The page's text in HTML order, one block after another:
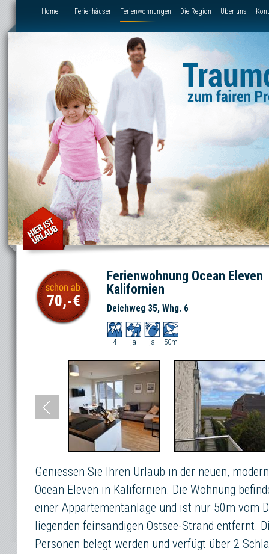
Direkt zum Inhalt
Home Ferienhäuser Ferienwohnungen Die Region Über uns
70,-
Ferienwohnung Ocean Eleven
Kalifornien
Deichweg 35, Whg. 6
4 ja ja 50m
Geniessen Sie Ihren Urlaub in der neuen,
Ocean Eleven in Kalifornien. Die Wohnung
einer Appartementanlage und ist nur 50m vom
liegenden feinsandigen Ostsee-Strand entfernt.
Personen belegt werden und verfügt über 2